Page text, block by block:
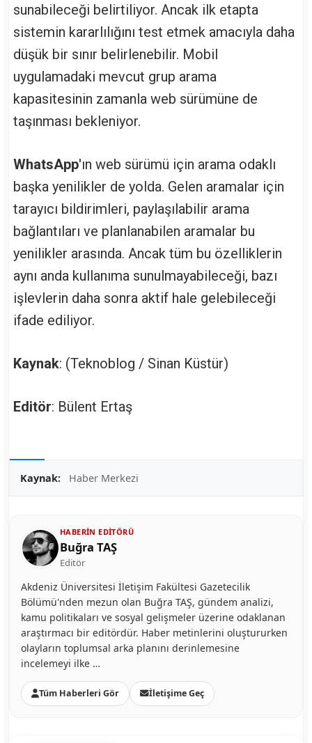
sunabileceği belirtiliyor. Ancak ilk etapta
sistemin kararlılığını test etmek amacıyla daha
düşük bir sınır belirlenebilir. Mobil
uygulamadaki mevcut grup arama
kapasitesinin zamanla web sürümüne de
taşınması bekleniyor.
WhatsApp'ın web sürümü için arama odaklı
başka yenilikler de yolda. Gelen aramalar için
tarayıcı bildirimleri, paylaşılabilir arama
bağlantıları ve planlanabilen aramalar bu
yenilikler arasında. Ancak tüm bu özelliklerin
aynı anda kullanıma sunulmayabileceği, bazı
işlevlerin daha sonra aktif hale gelebileceği
ifade ediliyor.
Kaynak: (Teknoblog / Sinan Küstür)
Editör: Bülent Ertaş
Kaynak: Haber Merkezi
HABERIN EDITÖRÜ
Buğra TAŞ
Editör
Akdeniz Üniversitesi İletişim Fakültesi Gazetecilik
Bölümü'nden mezun olan Buğra TAŞ, gündem analizi,
kamu politikaları ve sosyal gelişmeler üzerine odaklanan
araştırmacı bir editördür. Haber metinlerini oluştururken
olayların toplumsal arka planını derinlemesine
incelemeyi ilke …
Tüm Haberleri Gör İletişime Geç